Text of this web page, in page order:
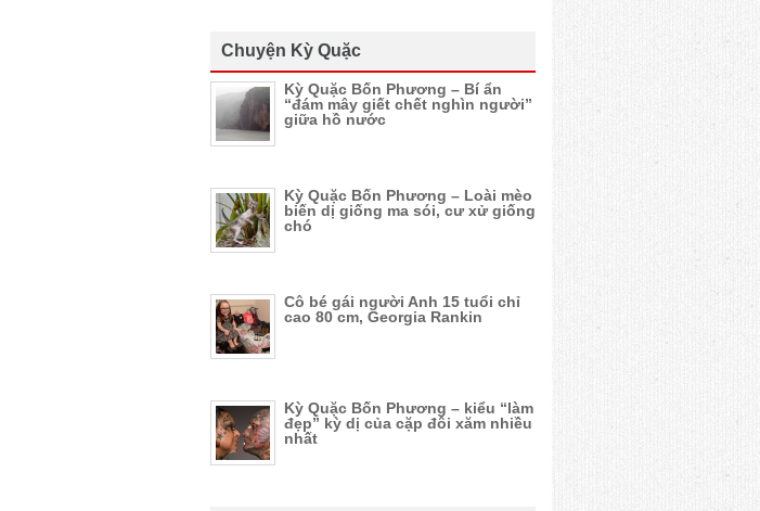
Chuyện Kỳ Quặc
Kỳ Quặc Bốn Phương – Bí ẩn
“đám mây giết chết nghìn người”
giữa hồ nước
Kỳ Quặc Bốn Phương – Loài mèo
biến dị giống ma sói, cư xử giống
chó
Cô bé gái người Anh 15 tuổi chỉ
cao 80 cm, Georgia Rankin
Kỳ Quặc Bốn Phương – kiểu “làm
đẹp” kỳ dị của cặp đôi xăm nhiều
nhất